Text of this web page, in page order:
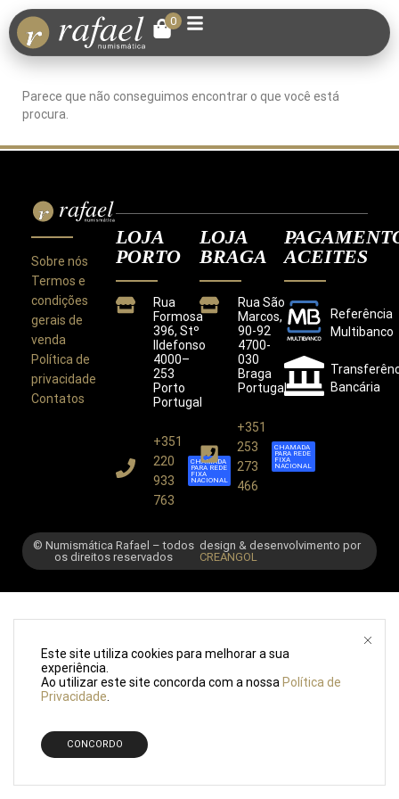
0
Parece que não conseguimos encontrar o que você está
procura.
Este site utiliza cookies para melhorar a sua
experiência.
Ao utilizar este site concorda com a nossa Política de
Privacidade
CONCORDO
Sobre nós
Termos e
condições
gerais de
venda
Política de
privacidade
Contatos
LOJA
PORTO
Rua
Formosa
396, Stº
Ildefonso
4000–
253
Porto
Portugal
+351
220
933
763
CHAMADA
PARA REDE
FIXA
NACIONAL
LOJA
BRAGA
Rua São
Marcos,
90-92
4700-
030
Braga
Portugal
+351
253
273
466
CHAMADA
PARA REDE
FIXA
NACIONAL
ACEITES
Referência
Multibanco
Bancária
© Numismática Rafael – todos
os direitos reservados
design & desenvolvimento por
CREANGOL